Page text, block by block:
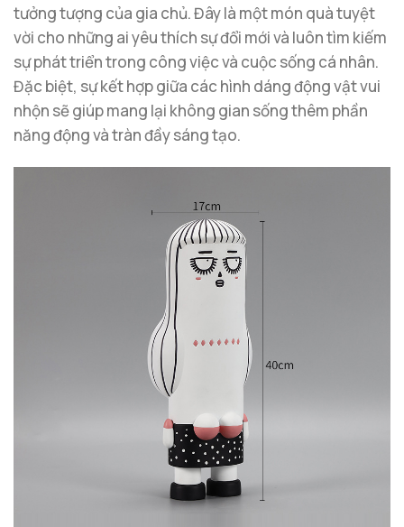
tưởng tượng của gia chủ. Đây là một món quà tuyệt
vời cho những ai yêu thích sự đổi mới và luôn tìm kiếm
sự phát triển trong công việc và cuộc sống cá nhân.
Đặc biệt, sự kết hợp giữa các hình dáng động vật vui
nhộn sẽ giúp mang lại không gian sống thêm phần
năng động và tràn đầy sáng tạo.